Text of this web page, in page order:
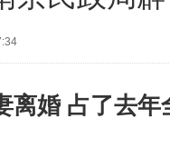
离婚 占了去年